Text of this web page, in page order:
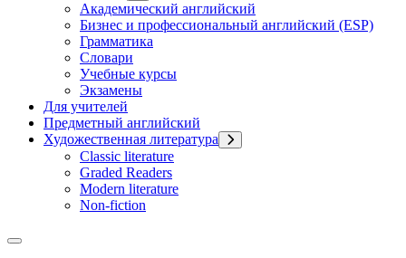
Академический английский
Бизнес и профессиональный английский (ESP)
Грамматика
Словари
Учебные курсы
Экзамены
Для учителей
Предметный английский
Художественная литература
Classic literature
Graded Readers
Modern literature
Non-fiction